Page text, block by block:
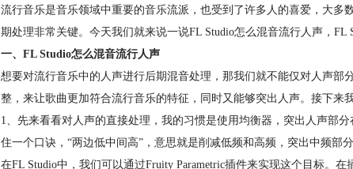
流行音乐是音乐领域中重要的音乐流派，也受到了许多人的喜爱，大
期处理非常关键。今天我们就来说一说FL Studio怎么混音流行人声，FL
一、FL Studio怎么混音流行人声
想要对流行音乐中的人声进行后期混音处理，那我们就不能仅对人声
整，来让歌曲更加符合流行音乐的特征，同时又能够突出人声。接下来
1、先来看看对人声的直接处理，我的习惯是使用均衡器，突出人声部
住一个口诀，“两边低中间高”，意思就是削减低频和高频，突出中频部分
在FL Studio中，我们可以通过Fruity Parametric插件来实现这个目标。